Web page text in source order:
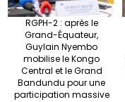
RGPH-2 : après le
Grand-Équateur,
Guylain Nyembo
mobilise le Kongo
Central et le Grand
Bandundu pour une
participation massive